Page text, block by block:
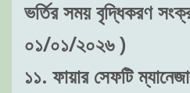
ভর্তির সময় বৃদ্ধিকরণ
০১/০১/২০২৬ )
১১. ফায়ার সেফটি